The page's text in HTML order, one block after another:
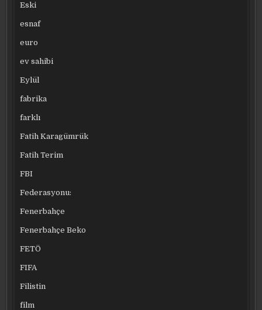
Eski
esnaf
euro
ev sahibi
Eylül
fabrika
farklı
Fatih Karagümrük
Fatih Terim
FBI
Federasyonu:
Fenerbahçe
Fenerbahçe Beko
FETÖ
FIFA
Filistin
film